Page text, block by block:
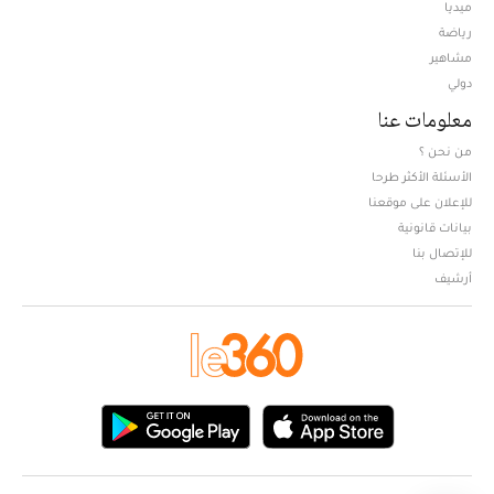
ميديا
رياضة
مشاهير
دولي
معلومات عنا
من نحن ؟
الأسئلة الأكثر طرحا
للإعلان على موقعنا
بيانات قانونية
للإتصال بنا
أرشيف